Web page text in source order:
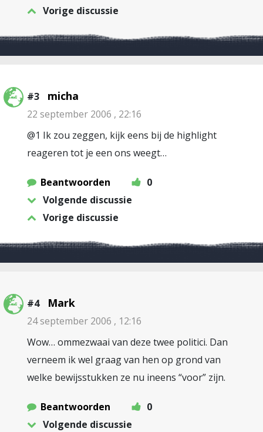
Vorige discussie
#3 micha
22 september 2006 , 22:16
@1 Ik zou zeggen, kijk eens bij de highlight
reageren tot je een ons weegt…
Beantwoorden
0
Volgende discussie
Vorige discussie
#4 Mark
24 september 2006 , 12:16
Wow… ommezwaai van deze twee politici. Dan
verneem ik wel graag van hen op grond van
welke bewijsstukken ze nu ineens “voor” zijn.
Beantwoorden
0
Volgende discussie